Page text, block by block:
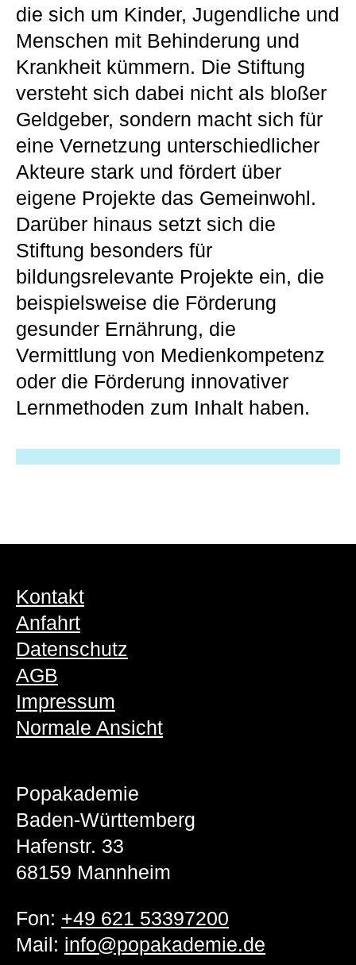
die sich um Kinder, Jugendliche und
Menschen mit Behinderung und
Krankheit kümmern. Die Stiftung
versteht sich dabei nicht als bloßer
Geldgeber, sondern macht sich für
eine Vernetzung unterschiedlicher
Akteure stark und fördert über
eigene Projekte das Gemeinwohl.
Darüber hinaus setzt sich die
Stiftung besonders für
bildungsrelevante Projekte ein, die
beispielsweise die Förderung
gesunder Ernährung, die
Vermittlung von Medienkompetenz
oder die Förderung innovativer
Lernmethoden zum Inhalt haben.
Kontakt
Anfahrt
Datenschutz
AGB
Impressum
Normale Ansicht
Popakademie
Baden-Württemberg
Hafenstr. 33
68159 Mannheim
Fon: +49 621 53397200
Mail: info@popakademie.de